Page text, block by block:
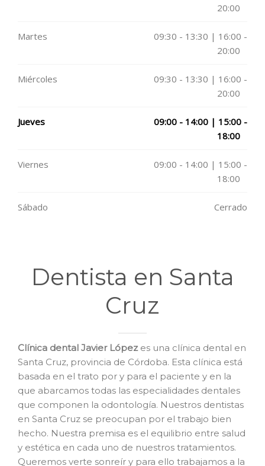
20:00
Martes
09:30 - 13:30 | 16:00 -
20:00
Miércoles
09:30 - 13:30 | 16:00 -
20:00
Jueves
09:00 - 14:00 | 15:00 -
18:00
Viernes
09:00 - 14:00 | 15:00 -
18:00
Sábado Cerrado
Dentista en Santa
Cruz
Clínica dental Javier Lópezes una clínica dental en
Santa Cruz, provincia de Córdoba. Esta clínica está
basada en el trato por y para el paciente y en la
que abarcamos todas las especialidades dentales
que componen la odontología. Nuestros dentistas
en Santa Cruz se preocupan por el trabajo bien
hecho. Nuestra premisa es el equilibrio entre salud
y estética en cada uno de nuestros tratamientos.
Queremos verte sonreír y para ello trabajamos a la